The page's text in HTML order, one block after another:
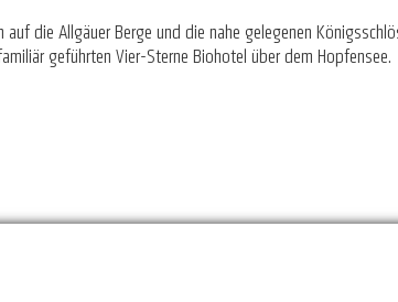
auf die Allgäuer Berge und die nahe gelegenen
geführten Vier-Sterne Biohotel über dem Hopfensee.